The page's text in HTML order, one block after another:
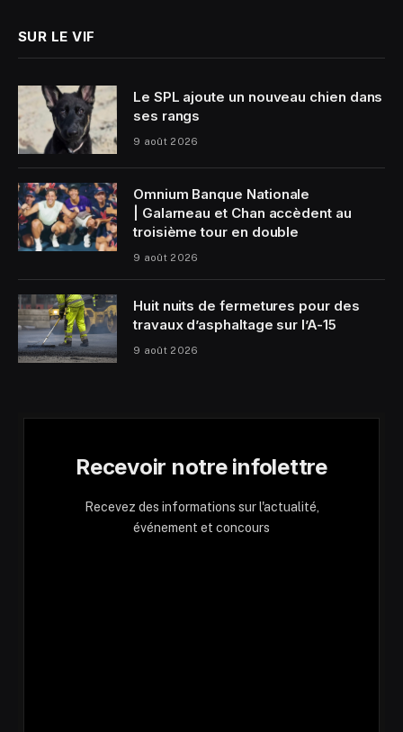
SUR LE VIF
Le SPL ajoute un nouveau chien dans
ses rangs
9 août 2026
Omnium Banque Nationale
| Galarneau et Chan accèdent au
troisième tour en double
9 août 2026
Huit nuits de fermetures pour des
travaux d’asphaltage sur l’A-15
9 août 2026
Recevoir notre infolettre
Recevez des informations sur l'actualité,
événement et concours